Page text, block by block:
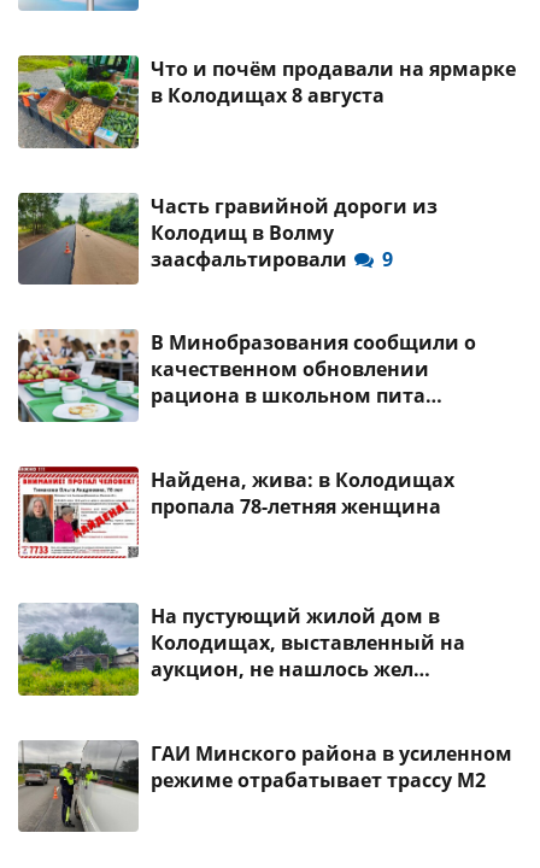
Что и почём продавали на ярмарке
в Колодищах 8 августа
Часть гравийной дороги из
Колодищ в Волму
заасфальтировали
9
В Минобразования сообщили о
качественном обновлении
рациона в школьном пита…
Найдена, жива: в Колодищах
пропала 78-летняя женщина
На пустующий жилой дом в
Колодищах, выставленный на
аукцион, не нашлось жел…
ГАИ Минского района в усиленном
режиме отрабатывает трассу М2